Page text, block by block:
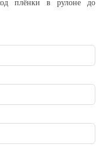
плёнки в рулоне до